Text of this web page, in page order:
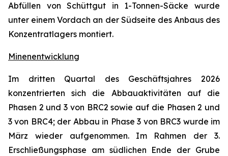
Abfüllen von Schüttgut in 1-Tonnen-Säcke wurde
unter einem Vordach an der Südseite des Anbaus des
Konzentratlagers montiert.
Minenentwicklung
Im dritten Quartal des Geschäftsjahres 2026
konzentrierten sich die Abbauaktivitäten auf die
Phasen 2 und 3 von BRC2 sowie auf die Phasen 2 und
3 von BRC4; der Abbau in Phase 3 von BRC3 wurde im
März wieder aufgenommen. Im Rahmen der 3.
Erschließungsphase am südlichen Ende der Grube